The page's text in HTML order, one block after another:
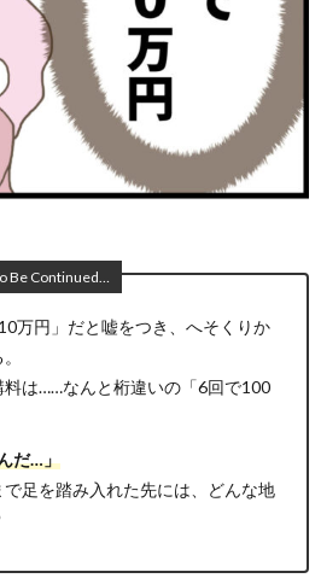
Be Continued…
万円」だと嘘をつき、へそくりか
料は……なんと桁違いの「6回で100
だ…」
足を踏み入れた先には、どんな地